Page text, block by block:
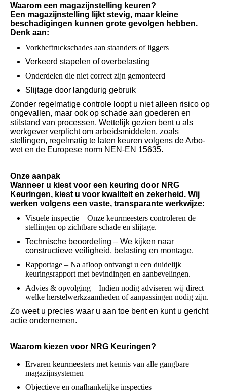
Waarom een magazijnstelling keuren?
Een magazijnstelling lijkt stevig, maar kleine
beschadigingen kunnen grote gevolgen hebben.
Denk aan:
Vorkheftruckschades aan staanders of liggers
Verkeerd stapelen of overbelasting
Onderdelen die niet correct zijn gemonteerd
Slijtage door langdurig gebruik
Zonder regelmatige controle loopt u niet alleen risico op
ongevallen, maar ook op schade aan goederen en
stilstand van processen. Wettelijk gezien bent u als
werkgever verplicht om arbeidsmiddelen, zoals
stellingen, regelmatig te laten keuren volgens de Arbo-
wet en de Europese norm NEN-EN 15635.
Onze aanpak
Wanneer u kiest voor een keuring door NRG
Keuringen, kiest u voor kwaliteit en zekerheid. Wij
werken volgens een vaste, transparante werkwijze:
Visuele inspectie – Onze keurmeesters controleren de
stellingen op zichtbare schade en slijtage.
Technische beoordeling – We kijken naar
constructieve veiligheid, belasting en montage.
Rapportage – Na afloop ontvangt u een duidelijk
keuringsrapport met bevindingen en aanbevelingen.
Advies & opvolging – Indien nodig adviseren wij direct
welke herstelwerkzaamheden of aanpassingen nodig zijn.
Zo weet u precies waar u aan toe bent en kunt u gericht
actie ondernemen.
Waarom kiezen voor NRG Keuringen?
Ervaren keurmeesters met kennis van alle gangbare
magazijnsystemen
Objectieve en onafhankelijke inspecties